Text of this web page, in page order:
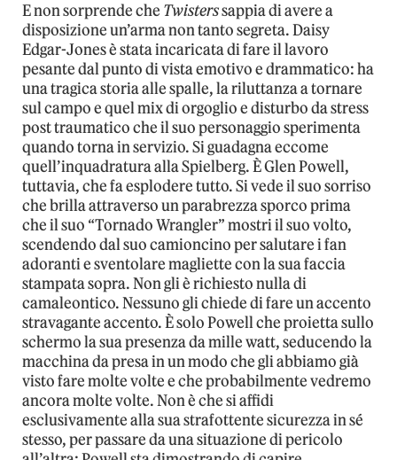
E non sorprende che Twisterssappia di avere a
disposizione un’arma non tanto segreta. Daisy
Edgar-Jones è stata incaricata di fare il lavoro
pesante dal punto di vista emotivo e drammatico: ha
una tragica storia alle spalle, la riluttanza a tornare
sul campo e quel mix di orgoglio e disturbo da stress
post traumatico che il suo personaggio sperimenta
quando torna in servizio. Si guadagna eccome
quell’inquadratura alla Spielberg. È Glen Powell,
tuttavia, che fa esplodere tutto. Si vede il suo sorriso
che brilla attraverso un parabrezza sporco prima
che il suo “Tornado Wrangler” mostri il suo volto,
scendendo dal suo camioncino per salutare i fan
adoranti e sventolare magliette con la sua faccia
stampata sopra. Non gli è richiesto nulla di
camaleontico. Nessuno gli chiede di fare un accento
stravagante accento. È solo Powell che proietta sullo
schermo la sua presenza da mille watt, seducendo la
macchina da presa in un modo che gli abbiamo già
visto fare molte volte e che probabilmente vedremo
ancora molte volte. Non è che si affidi
esclusivamente alla sua strafottente sicurezza in sé
stesso, per passare da una situazione di pericolo